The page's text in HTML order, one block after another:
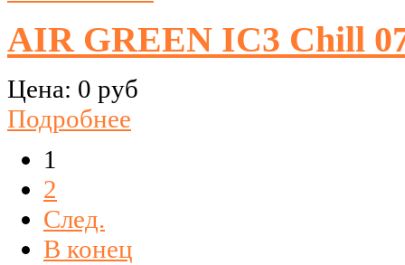
AIR GREEN IC3 Chill
Цена: 0 руб
Подробнее
1
2
След.
В конец